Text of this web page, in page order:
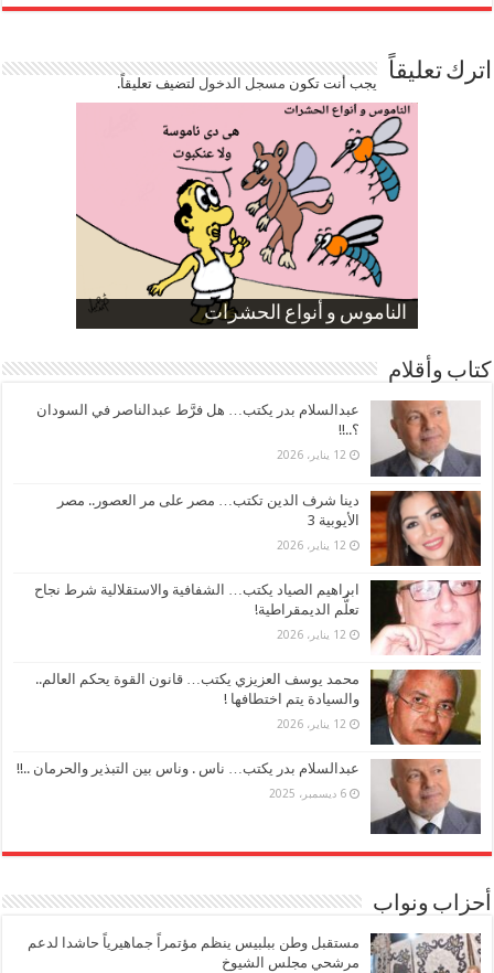
اترك تعليقاً يجب أنت تكون مسجل الدخوللتضيف تعليقاً.
الناموس و أنواع الحشرات
الموظفين بعد ارتفاع الأسعار
ارتفاع نسبة الطلاق في مصر
صورة كاركاتيرية
صورة كاركاتيرية
كتاب وأقلام
عبدالسلام بدر يكتب… هل فرَّط عبدالناصر في السودان
؟..!!
12 يناير، 2026
دينا شرف الدين تكتب… مصر على مر العصور.. مصر
الأيوبية 3
12 يناير، 2026
ابراهيم الصياد يكتب… الشفافية والاستقلالية شرط نجاح
تعلُّم الديمقراطية!
12 يناير، 2026
محمد يوسف العزيزي يكتب… قانون القوة يحكم العالم..
والسيادة يتم اختطافها !
12 يناير، 2026
عبدالسلام بدر يكتب… ناس . وناس بين التبذير والحرمان ..!!
6 ديسمبر، 2025
أحزاب ونواب
مستقبل وطن ببلبيس ينظم مؤتمراً جماهيرياً حاشدا لدعم
مرشحي مجلس الشيوخ